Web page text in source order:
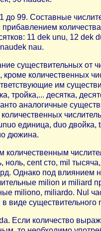
до 99. Составные
прибавлением
11 dek unu, 12 dek
nau.
существительных от
кроме количественных
им
тройка,... десятка,
аналогичные
количественных
единица, duo двойка,
дюжина.
количественным
ноль, cent сто, mil
Однако под влиянием
milion и miliard
miliono, miliardo. Nul
в виде существительного
Если количество